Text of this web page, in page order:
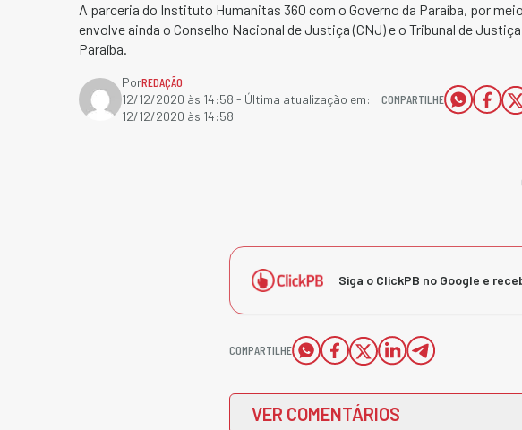
A parceria do Instituto Humanitas 360 com o Governo da Paraíba, por
envolve ainda o Conselho Nacional de Justiça (CNJ) e o Tribunal de
Paraíba.
PorREDAÇÃO
12/12/2020 às 14:58 - Última atualização em:
12/12/2020 às 14:58
COMPARTILHE
Siga o ClickPB no Google e
COMPARTILHE
VER COMENTÁRIOS